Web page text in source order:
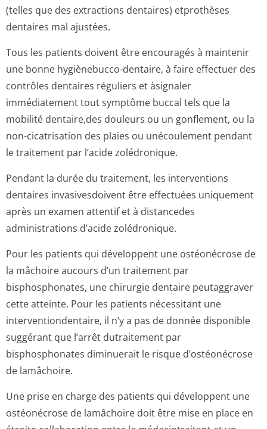
(telles que des extractions dentaires) etprothèses
dentaires mal ajustées.
Tous les patients doivent être encouragés à maintenir
une bonne hygiènebucco-dentaire, à faire effectuer des
contrôles dentaires réguliers et àsignaler
immédiatement tout symptôme buccal tels que la
mobilité dentaire,des douleurs ou un gonflement, ou la
non-cicatrisation des plaies ou unécoulement pendant
le traitement par l’acide zolédronique.
Pendant la durée du traitement, les interventions
dentaires invasivesdoivent être effectuées uniquement
après un examen attentif et à distancedes
administrations d’acide zolédronique.
Pour les patients qui développent une ostéonécrose de
la mâchoire aucours d’un traitement par
bisphosphonates, une chirurgie dentaire peutaggraver
cette atteinte. Pour les patients nécessitant une
interventionden­taire, il n’y a pas de donnée disponible
suggérant que l’arrêt dutraitement par
bisphosphonates diminuerait le risque d’ostéonécrose
de lamâchoire.
Une prise en charge des patients qui développent une
ostéonécrose de lamâchoire doit être mise en place en